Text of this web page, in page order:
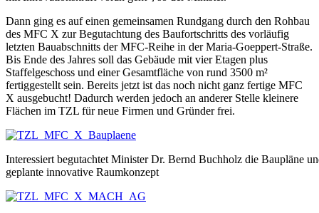
Dann ging es auf einen gemeinsamen Rundgang durch den Rohbau
des MFC X zur Begutachtung des Baufortschritts des vorläufig
letzten Bauabschnitts der MFC-Reihe in der Maria-Goeppert-Straße.
Bis Ende des Jahres soll das Gebäude mit vier Etagen plus
Staffelgeschoss und einer Gesamtfläche von rund 3500 m²
fertiggestellt sein. Bereits jetzt ist das noch nicht ganz fertige MFC
X ausgebucht! Dadurch werden jedoch an anderer Stelle kleinere
Flächen im TZL für neue Firmen und Gründer frei.
Interessiert begutachtet Minister Dr. Bernd Buchholz die Baupläne
geplante innovative Raumkonzept